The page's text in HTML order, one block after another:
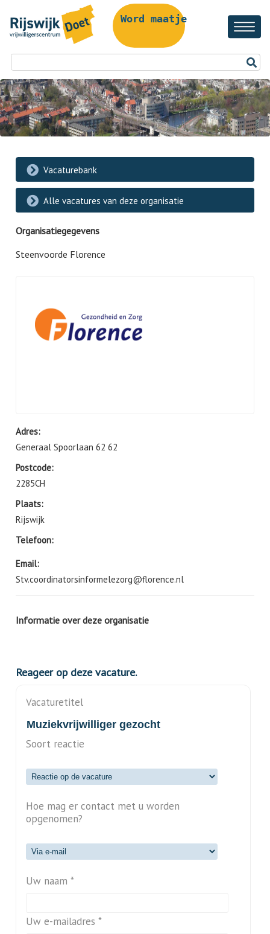
Word maatje!
Vacaturebank
Alle vacatures van deze organisatie
Organisatiegegevens
Steenvoorde Florence
Adres:
Generaal Spoorlaan 62 62
Postcode:
2285CH
Plaats:
Rijswijk
Telefoon:
Email:
Stv.coordinatorsinformelezorg@florence.nl
Informatie over deze organisatie
Reageer op deze vacature.
Vacaturetitel
Soort reactie
Hoe mag er contact met u worden
opgenomen?
Uw naam *
Uw e-mailadres *